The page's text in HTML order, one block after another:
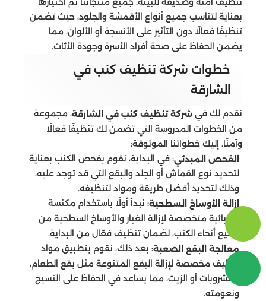
بعناية لتناسب جميع أنواع الأقمشة والجلود، حيث تضمن
تنظيفًا فعالًا دون التأثير على الأنسجة أو الألوان، مما
يضمن الحفاظ على صحة أفراد الأسرة وجودة الأثاث.
خطوات شركة تنظيف كنب في
الشارقة
نقدم لك في شركة تنظيف كنب في الشارقة، مجموعة
من الخطوات المدروسة التي تضمن لك تنظيفًا فعالًا
وآمنًا. إليك خطواتنا الموثوقة:
الفحص المبدئي: في البداية، نقوم بفحص الكنب بعناية
لتحديد نوع القماش أو الجلد والبقع التي قد توجد عليه،
وذلك لتحديد أفضل طريقة ومواد لتنظيفه.
إزالة الأوساخ السطحية: نبدأ أولًا باستخدام مكنسة
كهربائية متخصصة لإزالة الغبار والأوساخ السطحية من
جميع أنحاء الكنب، لضمان تنظيف فعّال من البداية.
معالجة البقع الصعبة: بعد ذلك، نقوم بتطبيق مواد
تنظيف مخصصة لإزالة البقع المتنوعة مثل بقع الطعام،
المشروبات أو الزيت، مما يساعد في الحفاظ على النسيج
ونعومته.